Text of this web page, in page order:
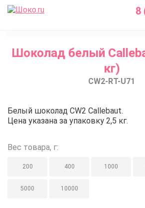
8
Каталог
Шоколад Barry Callebaut
Шоколад белый
кг)
CW2-RT-U71
Шоколад белый
Белый шоколад CW2 Callebaut.
Цена указана за упаковку 2,5 кг.
Вес товара, г:
200 400 1000
5000 10000